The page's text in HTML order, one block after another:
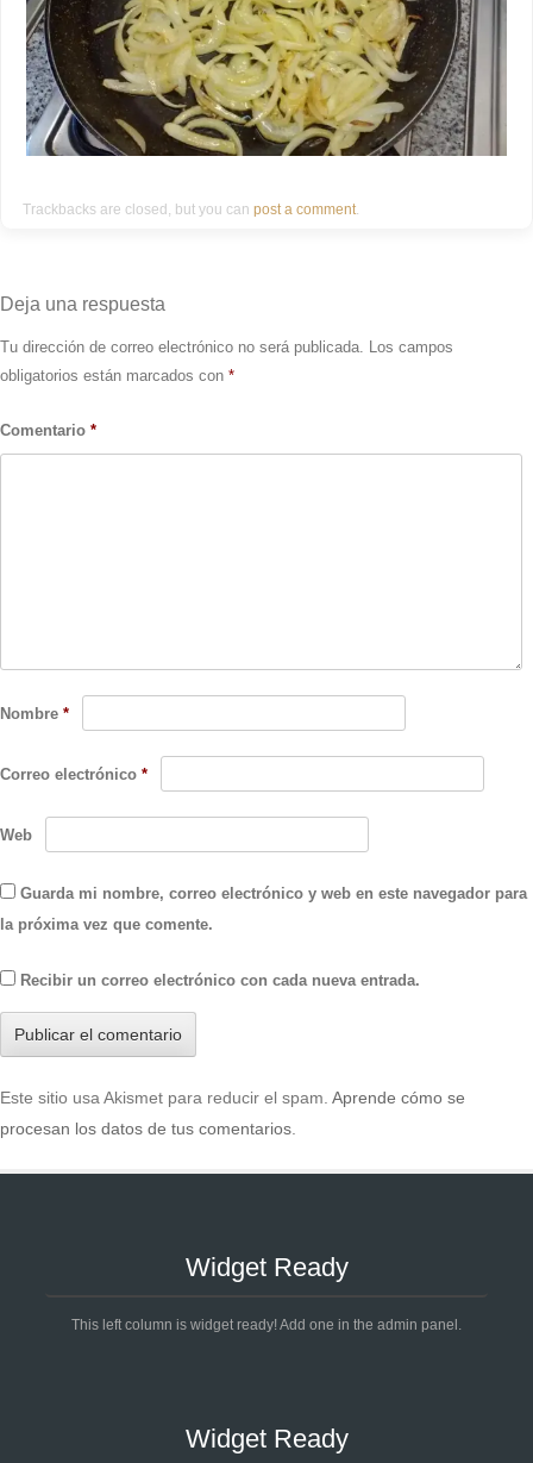
Trackbacks are closed, but you can post a comment
Deja una respuesta
Tu dirección de correo electrónico no será publicada. Los campos
obligatorios están marcados con *
Comentario *
Nombre *
Correo electrónico *
Web
Guarda mi nombre, correo electrónico y web en este navegador para
la próxima vez que comente.
Recibir un correo electrónico con cada nueva entrada.
Este sitio usa Akismet para reducir el spam. Aprende cómo se
procesan los datos de tus comentarios
Widget Ready
This left column is widget ready! Add one in the admin panel.
Widget Ready